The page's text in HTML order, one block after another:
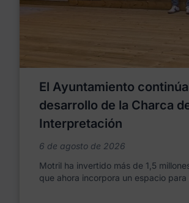
El Ayuntamiento
desarrollo de la Charca
Interpretación
6 de agosto de 2026
Motril ha invertido más de 1,5
que ahora incorpora un espacio